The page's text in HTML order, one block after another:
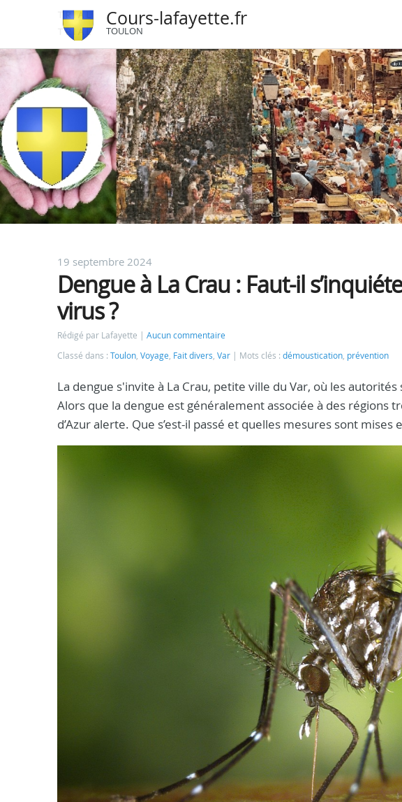
Cours-lafayette.fr
TOULON
19 septembre 2024
Dengue à La Crau : Faut-il
virus ?
Rédigé par Lafayette
Aucun commentaire
Classé dans : Toulon, Voyage, Fait divers, Var Mots clés : démoustication, prévention
La dengue s'invite à La Crau, petite ville du Var, où les
Alors que la dengue est généralement associée à des régions
d’Azur alerte. Que s’est-il passé et quelles mesures sont